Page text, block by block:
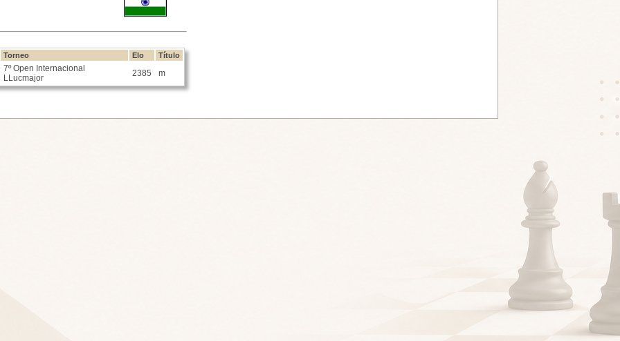
Torneo Elo Título
7º Open Internacional
LLucmajor
2385 m